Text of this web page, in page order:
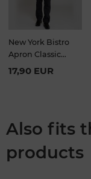
New York Bistro
Apron Classic
50x78cm
17,90 EUR
Also fits
products